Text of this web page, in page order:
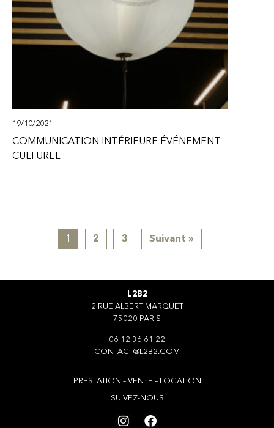
19/10/2021
COMMUNICATION INTÉRIEURE ÉVÉNEMENT
CULTUREL
1 2 3 Suivant »
L2B2
2 RUE ALBERT MARQUET
75020 PARIS
06 12 36 61 22
CONTACT@L2B2.COM
PRESTATION – VENTE – LOCATION
SUIVEZ-NOUS